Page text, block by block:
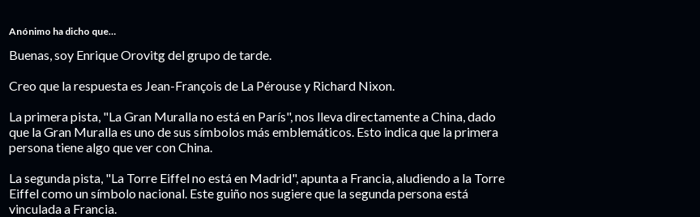
Anónimo ha dicho que…
Buenas, soy Enrique Orovitg del grupo de tarde.
Creo que la respuesta es Jean-François de La Pérouse y Richard Nixon.
La primera pista, "La Gran Muralla no está en París", nos lleva directamente a China, dado
que la Gran Muralla es uno de sus símbolos más emblemáticos. Esto indica que la primera
persona tiene algo que ver con China.
La segunda pista, "La Torre Eiffel no está en Madrid", apunta a Francia, aludiendo a la Torre
Eiffel como un símbolo nacional. Este guiño nos sugiere que la segunda persona está
vinculada a Francia.